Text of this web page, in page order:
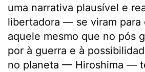
uma narrativa plausível e
libertadora — se viram para
aquele mesmo que no pós
por à guerra e à
no planeta — Hiroshima —